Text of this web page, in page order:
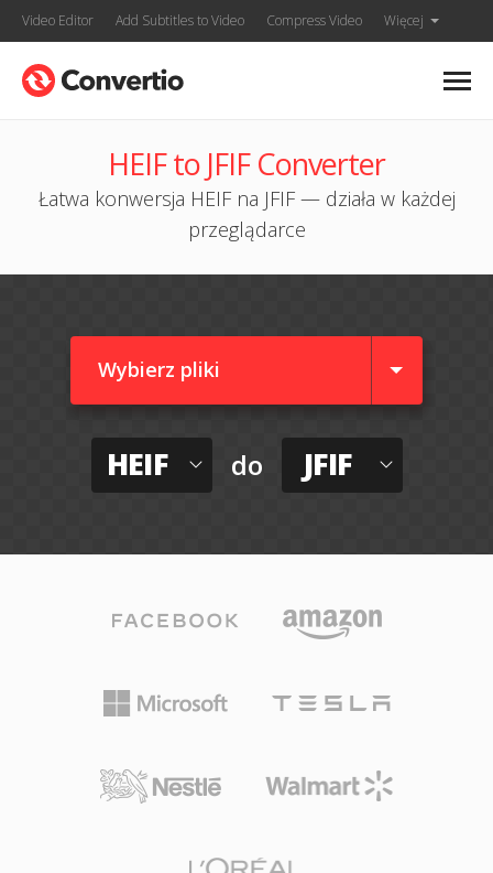
Video Editor Add Subtitles to Video Compress Video Więcej
HEIF to JFIF Converter
Łatwa konwersja HEIF na JFIF — działa w każdej
przeglądarce
Wybierz pliki
HEIF do JFIF